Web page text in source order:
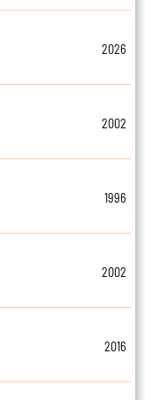
2026
2002
1996
2002
2016